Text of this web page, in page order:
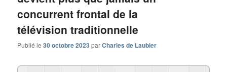
concurrent frontal de la
télévision traditionnelle
Publié le30 octobre 2023 parCharles de Laubier